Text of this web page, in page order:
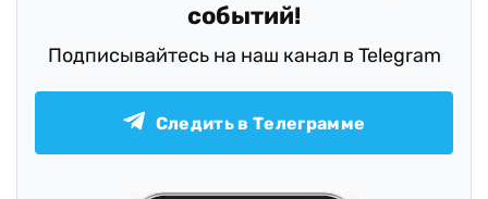
событий!
Подписывайтесь на наш канал в Telegram
Следить в Телеграмме